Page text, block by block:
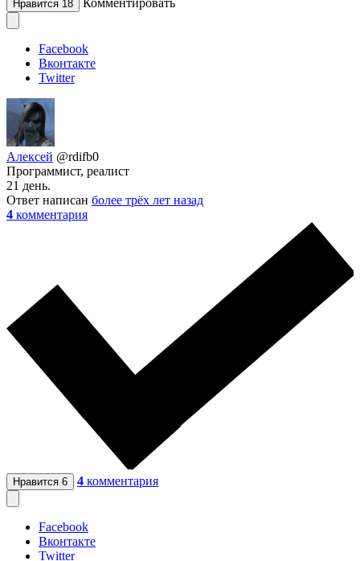
Нравится 18 Комментировать
Facebook
Вконтакте
Twitter
Алексей @rdifb0
Программист, реалист
21 день.
Ответ написан более трёх лет назад
4 комментария
Нравится 6 4 комментария
Facebook
Вконтакте
Twitter